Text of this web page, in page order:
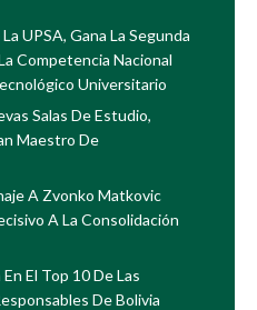
UPSA, Gana La Segunda
Competencia Nacional
Universitario
Salas De Estudio,
Maestro De
A Zvonko Matkovic
A La Consolidación
El Top 10 De Las
De Bolivia